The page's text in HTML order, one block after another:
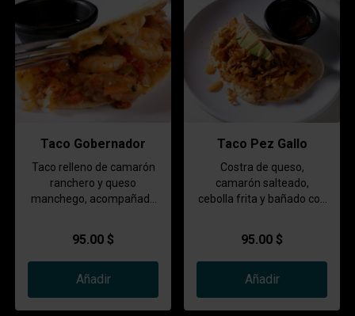
Taco Gobernador
Taco relleno de camarón
ranchero y queso
manchego, acompañado
salsa tatemada
95.00 $
Añadir
Taco Pez Gallo
Costra de queso,
camarón salteado,
cebolla frita y bañado con
acompañado de ensalada
fresca y salsa tatemada
95.00 $
Añadir